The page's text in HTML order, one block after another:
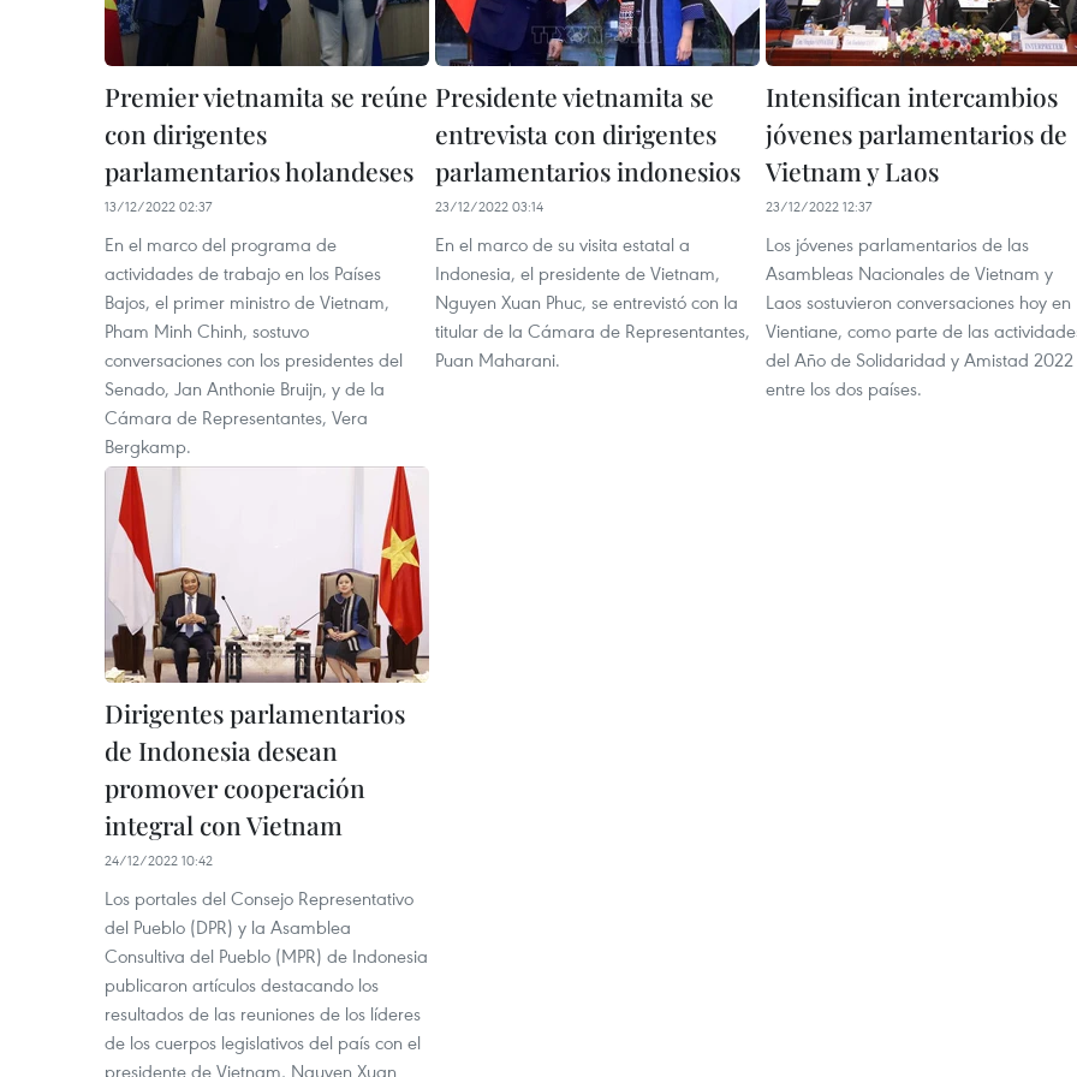
Premier vietnamita se reúne
con dirigentes
parlamentarios holandeses
13/12/2022 02:37
En el marco del programa de
actividades de trabajo en los Países
Bajos, el primer ministro de Vietnam,
Pham Minh Chinh, sostuvo
conversaciones con los presidentes del
Senado, Jan Anthonie Bruijn, y de la
Cámara de Representantes, Vera
Bergkamp.
Presidente vietnamita se
entrevista con dirigentes
parlamentarios indonesios
23/12/2022 03:14
En el marco de su visita estatal a
Indonesia, el presidente de Vietnam,
Nguyen Xuan Phuc, se entrevistó con la
titular de la Cámara de Representantes,
Puan Maharani.
Intensifican intercambios
jóvenes parlamentarios de
Vietnam y Laos
23/12/2022 12:37
Los jóvenes parlamentarios de las
Asambleas Nacionales de Vietnam y
Laos sostuvieron conversaciones hoy en
Vientiane, como parte de las
del Año de Solidaridad y Amistad 2022
entre los dos países.
Dirigentes parlamentarios
de Indonesia desean
promover cooperación
integral con Vietnam
24/12/2022 10:42
Los portales del Consejo Representativo
del Pueblo (DPR) y la Asamblea
Consultiva del Pueblo (MPR) de Indonesia
publicaron artículos destacando los
resultados de las reuniones de los líderes
de los cuerpos legislativos del país con el
presidente de Vietnam, Nguyen Xuan